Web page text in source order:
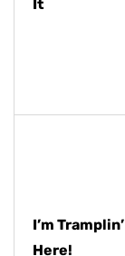
It
I’m Tramplin’
Here!